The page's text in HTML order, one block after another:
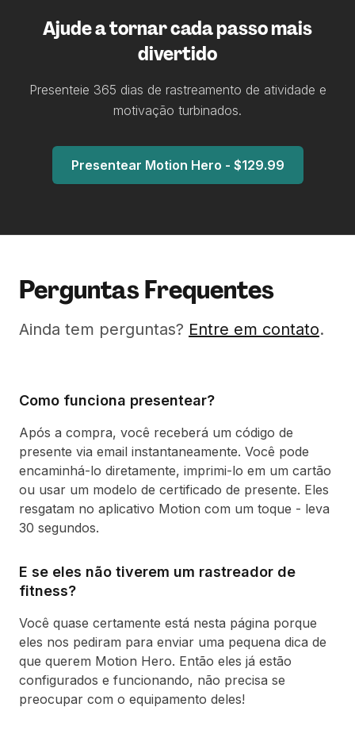
Ajude a tornar cada passo mais
divertido
Presenteie 365 dias de rastreamento de atividade e
motivação turbinados.
Presentear Motion Hero - $129.99
Perguntas Frequentes
Ainda tem perguntas? Entre em contato.
Como funciona presentear?
Após a compra, você receberá um código de
presente via email instantaneamente. Você pode
encaminhá-lo diretamente, imprimi-lo em um cartão
ou usar um modelo de certificado de presente. Eles
resgatam no aplicativo Motion com um toque - leva
30 segundos.
E se eles não tiverem um rastreador de
fitness?
Você quase certamente está nesta página porque
eles nos pediram para enviar uma pequena dica de
que querem Motion Hero. Então eles já estão
configurados e funcionando, não precisa se
preocupar com o equipamento deles!